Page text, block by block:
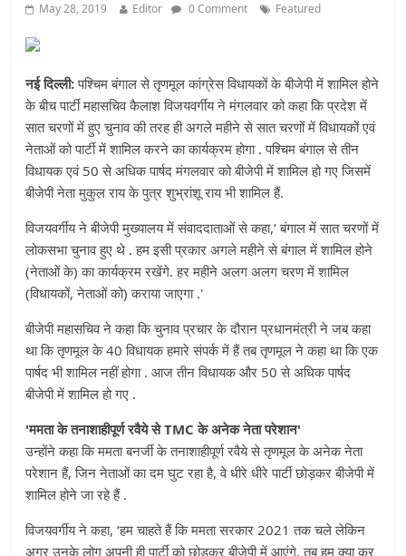
May 28, 2019 Editor 0 Comment Featured
नई दिल्ली:पश्चिम बंगाल से तृणमूल कांग्रेस विधायकों के बीजेपी में शामिल होने
के बीच पार्टी महासचिव कैलाश विजयवर्गीय ने मंगलवार को कहा कि प्रदेश में
सात चरणों में हुए चुनाव की तरह ही अगले महीने से सात चरणों में विधायकों एवं
नेताओं को पार्टी में शामिल करने का कार्यक्रम होगा . पश्चिम बंगाल से तीन
विधायक एवं 50 से अधिक पार्षद मंगलवार को बीजेपी में शामिल हो गए जिसमें
बीजेपी नेता मुकुल राय के पुत्र शुभ्रांशू राय भी शामिल हैं.
विजयवर्गीय ने बीजेपी मुख्यालय में संवाददाताओं से कहा,‘ बंगाल में सात चरणों में
लोकसभा चुनाव हुए थे . हम इसी प्रकार अगले महीने से बंगाल में शामिल होने
(नेताओं के) का कार्यक्रम रखेंगे. हर महीने अलग अलग चरण में शामिल
(विधायकों, नेताओं को) कराया जाएगा .'
बीजेपी महासचिव ने कहा कि चुनाव प्रचार के दौरान प्रधानमंत्री ने जब कहा
था कि तृणमूल के 40 विधायक हमारे संपर्क में हैं तब तृणमूल ने कहा था कि एक
पार्षद भी शामिल नहीं होगा . आज तीन विधायक और 50 से अधिक पार्षद
बीजेपी में शामिल हो गए .
'ममता के तनाशाहीपूर्ण रवैये से TMC के अनेक नेता परेशान'
उन्होंने कहा कि ममता बनर्जी के तनाशाहीपूर्ण रवैये से तृणमूल के अनेक नेता
परेशान हैं, जिन नेताओं का दम घुट रहा है, वे धीरे धीरे पार्टी छोड़कर बीजेपी में
शामिल होने जा रहे हैं .
विजयवर्गीय ने कहा, ‘हम चाहते हैं कि ममता सरकार 2021 तक चले लेकिन
अगर उनके लोग अपनी ही पार्टी को छोड़कर बीजेपी में आएंगे, तब हम क्या कर